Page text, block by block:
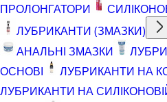
ПРОЛОНГАТОРИ
ЛУБРИКАНТИ (ЗМАЗКИ)
АНАЛЬНІ ЗМАЗКИ
ОСНОВІ
ЛУБРИКАНТИ НА
ЛУБРИКАНТИ НА